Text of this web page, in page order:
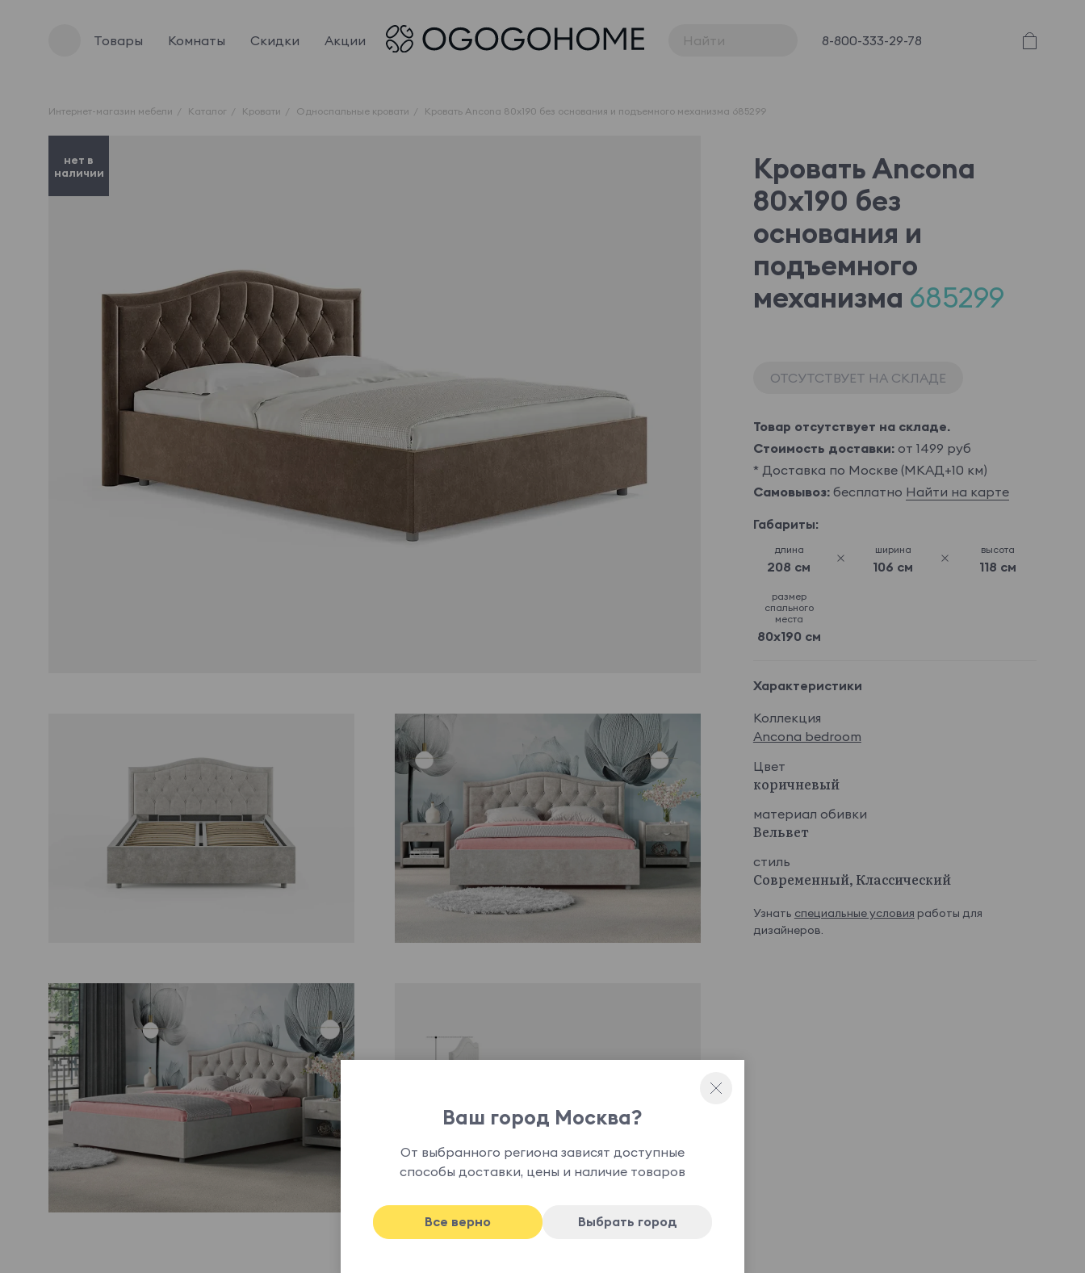
Товары Комнаты Скидки Акции 8-800-333-29-78
Интернет-магазин мебели Каталог Кровати Односпальные кровати Кровать Ancona 80x190 без основания и подъемного механизма 685299
нет в
наличии
Кровать Ancona
80x190 без
основания и
подъемного
механизма 685299
ОТСУТСТВУЕТ НА СКЛАДЕ
Товар отсутствует на складе.
Стоимость доставки:от 1499 руб
* Доставка по Москве (МКАД+10 км)
Самовывоз:бесплатно Найти на карте
Габариты:
длина
208 см
ширина
106 см
высота
118 см
размер
спального
места
80x190 см
Характеристики
Коллекция
Ancona bedroom
Цвет
коричневый
материал обивки
Вельвет
стиль
Современный, Классический
Узнать специальные условия работы для
дизайнеров.
Ваш город Москва?
От выбранного региона зависят доступные
способы доставки, цены и наличие товаров
Все верно Выбрать город